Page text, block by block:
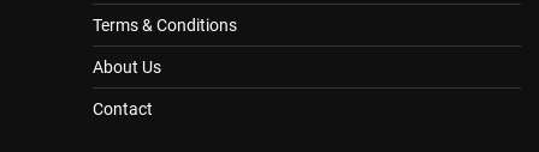
Terms & Conditions
About Us
Contact